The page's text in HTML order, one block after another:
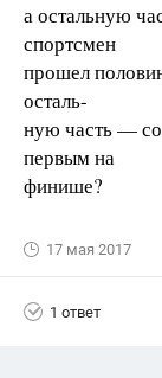
а остальную
спортсмен
прошел
осталь-
ную часть —
первым на
финише?
17 мая 2017
1 ответ